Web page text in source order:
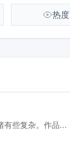
热度
有些复杂。作品...